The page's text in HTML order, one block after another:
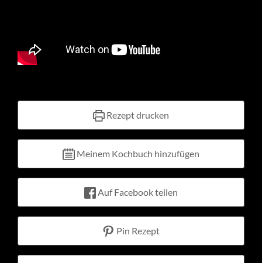
Rezept drucken
Meinem Kochbuch hinzufügen
Auf Facebook teilen
Pin Rezept